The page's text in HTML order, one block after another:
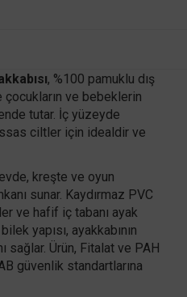
, %100 pamuklu dış
ve bebeklerin
tutar. İç yüzeyde
ciltler için idealdir ve
kreşte ve oyun
sunar. Kaydırmaz PVC
ve hafif iç tabanı ayak
yapısı, ayakkabının
sağlar. Ürün, Fitalat ve PAH
güvenlik standartlarına